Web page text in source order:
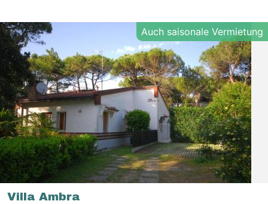
Auch saisonale Vermietung
Villa Ambra